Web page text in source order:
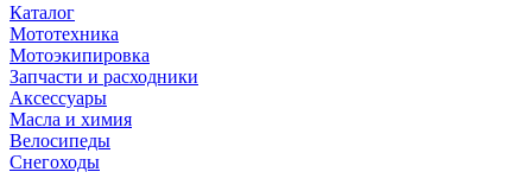
Каталог
Мототехника
Мотоэкипировка
Запчасти и расходники
Аксессуары
Масла и химия
Велосипеды
Снегоходы